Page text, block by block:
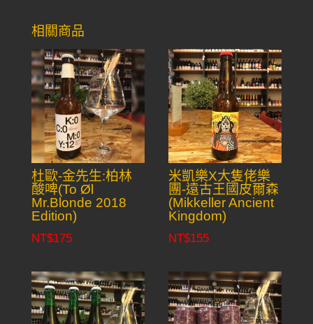
相關商品
杜歐-金先生:柏林
酸啤(To Øl
Mr.Blonde 2018
Edition)
NT$175
米凱樂X大隻佬樂
團-遠古王國皮爾森
(Mikkeller Ancient
Kingdom)
NT$155